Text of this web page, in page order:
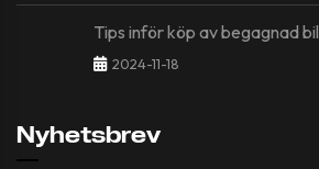
Tips inför köp av begagnad bil
2024-11-18
Nyhetsbrev